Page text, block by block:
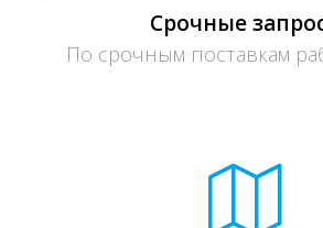
Срочные
По срочным поставкам